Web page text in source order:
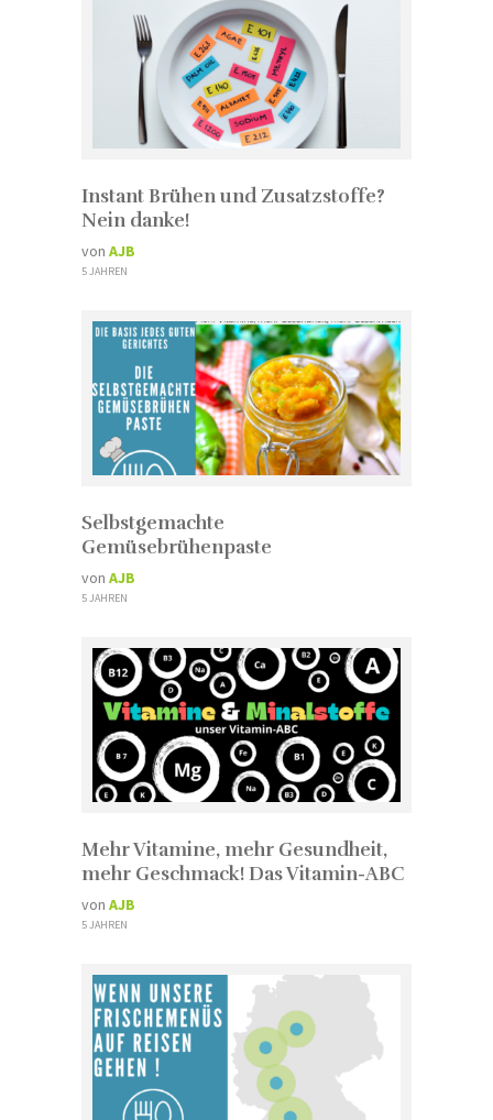
Instant Brühen und Zusatzstoffe?
Nein danke!
von AJB
5 JAHREN
Selbstgemachte
Gemüsebrühenpaste
von AJB
5 JAHREN
Mehr Vitamine, mehr Gesundheit,
mehr Geschmack! Das Vitamin-ABC
von AJB
5 JAHREN